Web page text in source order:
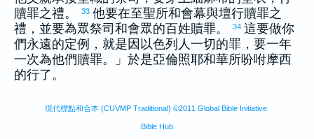
贖罪之禮。
33 他要在至聖所和會幕與壇行贖罪之
禮，並要為眾祭司和會眾的百姓贖罪。
34 這要做你
們永遠的定例，就是因 以色列 人一切的罪，要一年
一次為他們贖罪。」於是亞倫照耶和華所吩咐摩西
的行了。
現代標點和合本 (CUVMP Traditional) ©2011 Global Bible Initiative.
Bible Hub